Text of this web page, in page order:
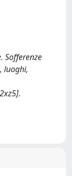
Sofferenze
luoghi,